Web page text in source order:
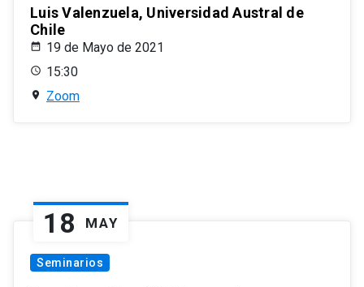
Luis Valenzuela, Universidad Austral de
Chile
19 de Mayo de 2021
15:30
Zoom
18 MAY
Seminarios